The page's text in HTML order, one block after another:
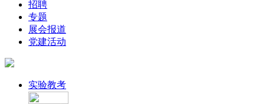
招聘
专题
展会报道
党建活动
实验教考